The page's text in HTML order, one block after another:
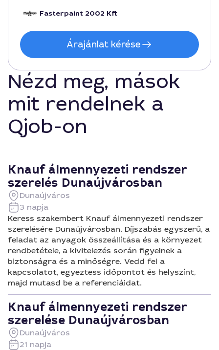
közelben, és a garancia is valódi értéket jelent. Martin);
Fasterpaint 2002 Kft
Árajánlat kérése
Nézd meg, mások
mit rendelnek a
Qjob-on
Knauf álmennyezeti rendszer
szerelés Dunaújvárosban
Dunaújváros
3 napja
Keress szakembert Knauf álmennyezeti rendszer
szerelésére Dunaújvárosban. Díjszabás egyszerű, a
feladat az anyagok összeállítása és a környezet
rendbetétele, a kivitelezés során figyelnek a
biztonságra és a minőségre. Vedd fel a
kapcsolatot, egyeztess időpontot és helyszínt,
majd mutasd be a referenciáidat.
Knauf álmennyezeti rendszer
szerelése Dunaújvárosban
Dunaújváros
21 napja